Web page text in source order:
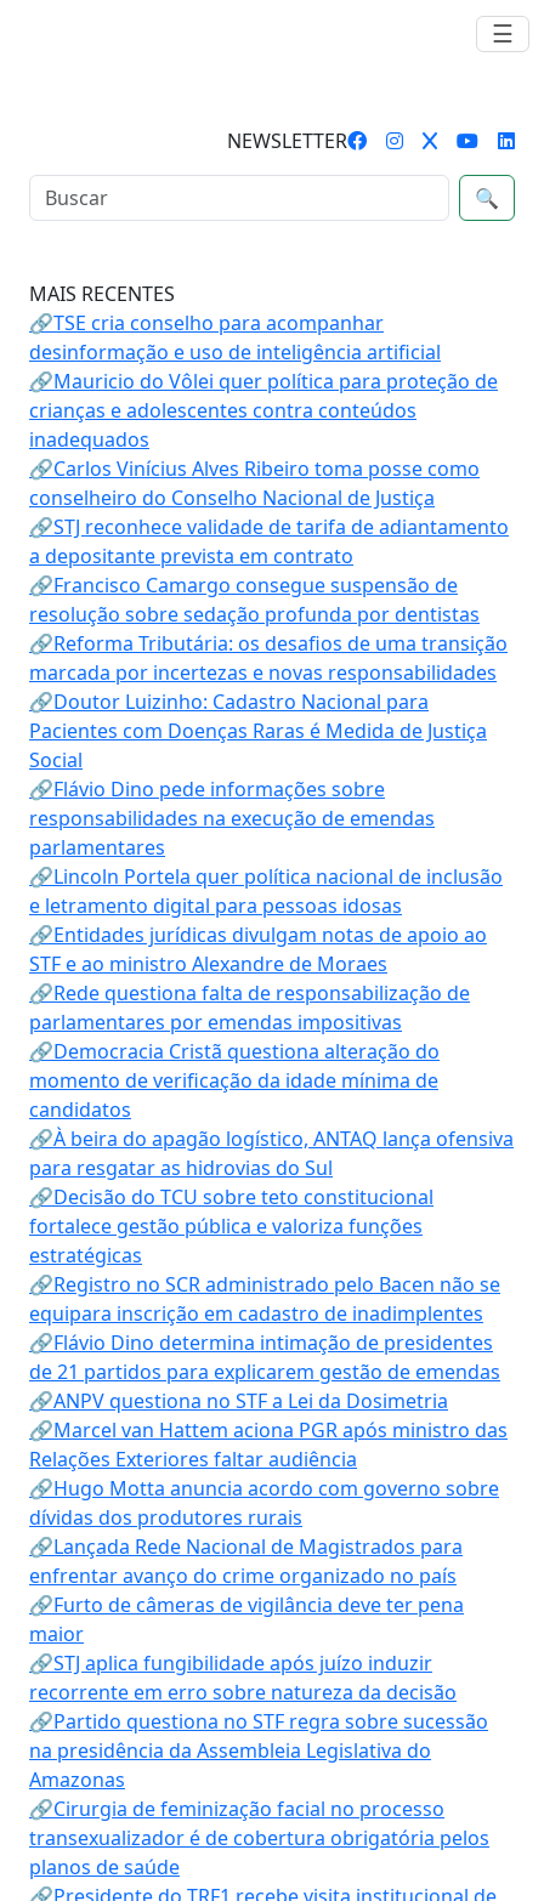
☰
NEWSLETTER
🔍
MAIS RECENTES
🔗TSE cria conselho para acompanhar
desinformação e uso de inteligência artificial
🔗Mauricio do Vôlei quer política para proteção de
crianças e adolescentes contra conteúdos
inadequados
🔗Carlos Vinícius Alves Ribeiro toma posse como
conselheiro do Conselho Nacional de Justiça
🔗STJ reconhece validade de tarifa de adiantamento
a depositante prevista em contrato
🔗Francisco Camargo consegue suspensão de
resolução sobre sedação profunda por dentistas
🔗Reforma Tributária: os desafios de uma transição
marcada por incertezas e novas responsabilidades
🔗Doutor Luizinho: Cadastro Nacional para
Pacientes com Doenças Raras é Medida de Justiça
Social
🔗Flávio Dino pede informações sobre
responsabilidades na execução de emendas
parlamentares
🔗Lincoln Portela quer política nacional de inclusão
e letramento digital para pessoas idosas
🔗Entidades jurídicas divulgam notas de apoio ao
STF e ao ministro Alexandre de Moraes
🔗Rede questiona falta de responsabilização de
parlamentares por emendas impositivas
🔗Democracia Cristã questiona alteração do
momento de verificação da idade mínima de
candidatos
🔗À beira do apagão logístico, ANTAQ lança ofensiva
para resgatar as hidrovias do Sul
🔗Decisão do TCU sobre teto constitucional
fortalece gestão pública e valoriza funções
estratégicas
🔗Registro no SCR administrado pelo Bacen não se
equipara inscrição em cadastro de inadimplentes
🔗Flávio Dino determina intimação de presidentes
de 21 partidos para explicarem gestão de emendas
🔗ANPV questiona no STF a Lei da Dosimetria
🔗Marcel van Hattem aciona PGR após ministro das
Relações Exteriores faltar audiência
🔗Hugo Motta anuncia acordo com governo sobre
dívidas dos produtores rurais
🔗Lançada Rede Nacional de Magistrados para
enfrentar avanço do crime organizado no país
🔗Furto de câmeras de vigilância deve ter pena
maior
🔗STJ aplica fungibilidade após juízo induzir
recorrente em erro sobre natureza da decisão
🔗Partido questiona no STF regra sobre sucessão
na presidência da Assembleia Legislativa do
Amazonas
🔗Cirurgia de feminização facial no processo
transexualizador é de cobertura obrigatória pelos
planos de saúde